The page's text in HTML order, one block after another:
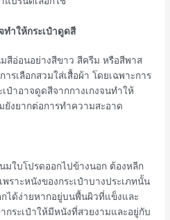
ทำให้กระเป๋าดูดสี
สีอ่อนอย่างสีขาว สีครีม หรือสีพาส
ารเลือกสวมใส่เสื้อผ้า โดยเฉพาะการ
เป๋าอาจดูดสีจากกางเกงจนทำให้
งยากต่อการทำความสะอาด
มใบโปรดออกไปข้างนอก ต้องหลีก
ราะหนังของกระเป๋าบางประเภทนั้น
ได้ง่ายหากอยู่บนพื้นผิวที่แข็งและ
กระเป๋าให้มีหนังที่สวยงามและอยู่กับ